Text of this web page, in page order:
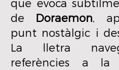
que evoca
de Doraemon,
punt nostàlgic i
La lletra
referències a la